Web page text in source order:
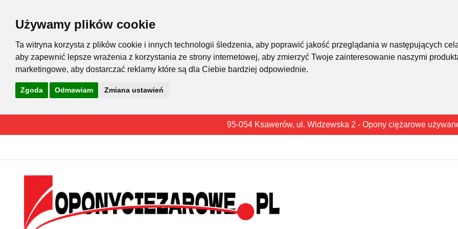
Używamy plików cookie
Ta witryna korzysta z plików cookie i innych technologii śledzenia, aby poprawić jakość przeglądania w następujących
aby zapewnić lepsze wrażenia z korzystania ze strony internetowej, aby zmierzyć Twoje zainteresowanie naszymi
marketingowe, aby dostarczać reklamy które są dla Ciebie bardziej odpowiednie.
Zgoda Odmawiam Zmiana ustawień
95-054 Ksawerów, ul. Widzewska 2 - Opony ciężarowe
treści